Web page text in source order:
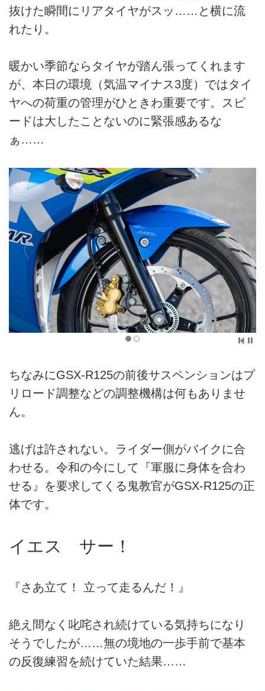
抜けた瞬間にリアタイヤがスッ……と横に流
れたり。
暖かい季節ならタイヤが踏ん張ってくれます
が、本日の環境（気温マイナス3度）ではタイ
ヤへの荷重の管理がひときわ重要です。スピ
ードは大したことないのに緊張感あるな
ぁ……
ちなみにGSX-R125の前後サスペンションはプ
リロード調整などの調整機構は何もありませ
ん。
逃げは許されない。ライダー側がバイクに合
わせる。令和の今にして『軍服に身体を合わ
せる』を要求してくる鬼教官がGSX-R125の正
体です。
イエス サー！
『さあ立て！ 立って走るんだ！』
絶え間なく叱咤され続けている気持ちになり
そうでしたが……無の境地の一歩手前で基本
の反復練習を続けていた結果……